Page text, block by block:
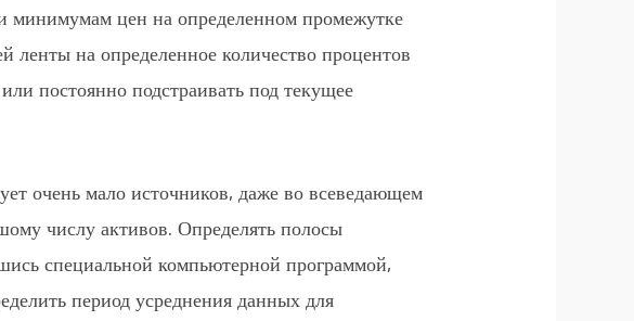
минимумам цен на определенном промежутке
на определенное количество процентов
постоянно подстраивать под текущее
очень мало источников, даже во всеведающем
числу активов. Определять полосы
специальной компьютерной программой,
период усреднения данных для